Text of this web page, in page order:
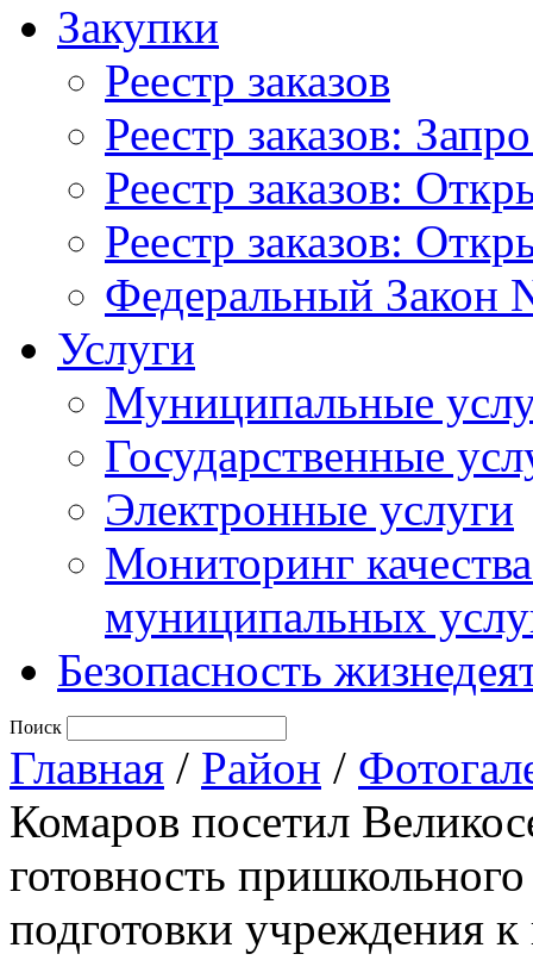
Закупки
Реестр заказов
Реестр заказов:
Реестр заказов:
Реестр заказов:
Федеральный Закон
Услуги
Муниципальные
Государственные
Электронные услуги
Мониторинг
муниципальных
Безопасность
Поиск
Главная / Район /
Комаров посетил
готовность
подготовки учреждения